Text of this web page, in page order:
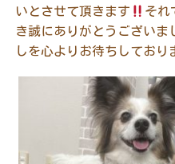
いとさせて頂きます
それ
き誠にありがとうございま
しを心よりお待ちしており